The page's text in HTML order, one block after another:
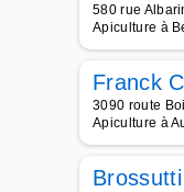
580 rue
Apiculture à
Franck
3090 route
Apiculture à